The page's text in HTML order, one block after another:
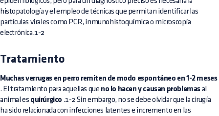
histopatología y el empleo de técnicas que permitan identificar las
partículas virales como PCR, inmunohistoquímica o microscopía
electrónica.1-2
Tratamiento
Muchas verrugas en perro remiten de modo espontáneo en 1-2 meses
. El tratamiento para aquellas que no lo hacen y causan problemas al
animal es quirúrgico .1-2 Sin embargo, no se debe olvidar que la cirugía
ha sido relacionada con infecciones latentes e incremento en las